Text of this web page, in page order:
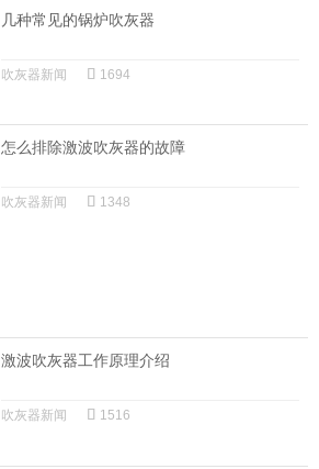
几种常见的锅炉吹灰器
吹灰器新闻 1694
怎么排除激波吹灰器的故障
吹灰器新闻 1348
激波吹灰器工作原理介绍
吹灰器新闻 1516